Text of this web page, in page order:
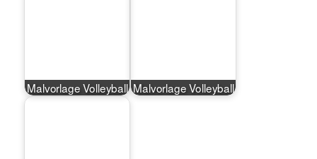
Malvorlage Volleyball Malvorlage Volleyball